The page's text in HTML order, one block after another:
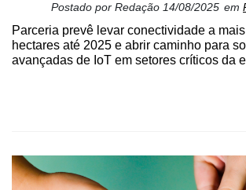
Informatização
da
Agricultura
Vertical
para
Recursos
Postado por Redação 14/08/2025 em
Parceria prevê levar conectividade a
hectares até 2025 e abrir caminho para
avançadas de IoT em setores críticos da